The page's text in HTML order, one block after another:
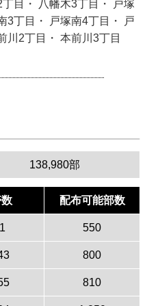
目・ 八幡木3丁目・ 戸塚
3丁目・ 戸塚南4丁目・ 戸
川2丁目・ 本前川3丁目
138,980部
配布可能部数
550
800
810